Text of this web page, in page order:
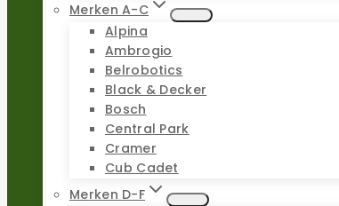
Merken A-C
Alpina
Ambrogio
Belrobotics
Black & Decker
Bosch
Central Park
Cramer
Cub Cadet
Merken D-F